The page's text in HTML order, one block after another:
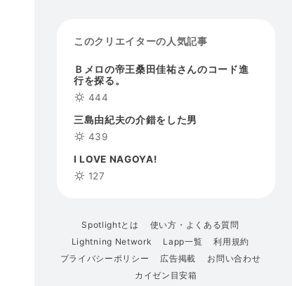
このクリエイターの人気記事
Ｂメロの帝王桑田佳祐さんのコード進
行を探る。
444
三島由紀夫の介錯をした男
439
I LOVE NAGOYA!
127
Spotlightとは
使い方・よくある質問
Lightning Network
Lapp一覧
利用規約
プライバシーポリシー
広告掲載
お問い合わせ
カイゼン目安箱